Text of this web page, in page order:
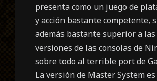
presenta como un juego de
y acción bastante competente,
además bastante superior a las
versiones de las consolas de
sobre todo al terrible port de
La versión de Master System es